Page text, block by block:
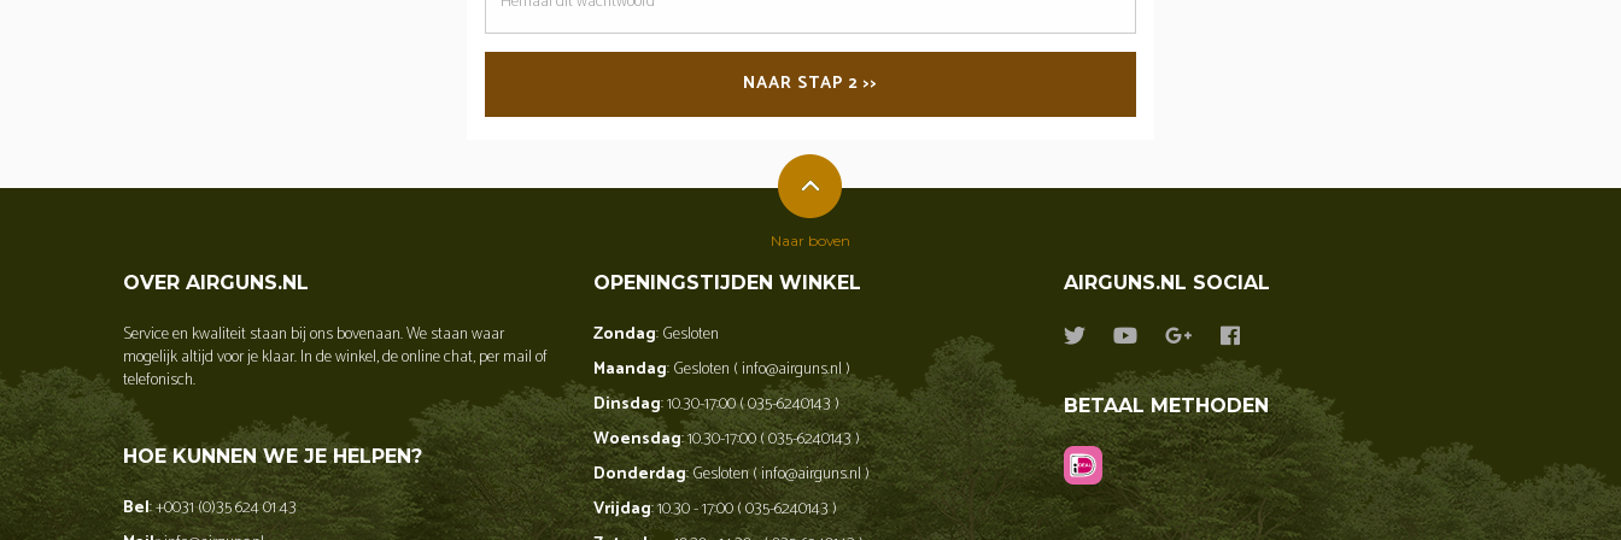
NAAR STAP 2 >>
OVER AIRGUNS.NL
Service en kwaliteit staan bij ons bovenaan. We staan waar
mogelijk altijd voor je klaar. In de winkel, de online chat, per mail of
telefonisch.
HOE KUNNEN WE JE HELPEN?
Bel: +0031 (0)35 624 01 43
OPENINGSTIJDEN WINKEL
Zondag: Gesloten
Maandag: Gesloten ( info@airguns.nl )
Dinsdag: 10.30-17:00 ( 035-6240143 )
Woensdag: 10.30-17:00 ( 035-6240143 )
Donderdag: Gesloten ( info@airguns.nl )
Vrijdag: 10.30 - 17:00 ( 035-6240143 )
AIRGUNS.NL SOCIAL
BETAAL METHODEN
Naar boven